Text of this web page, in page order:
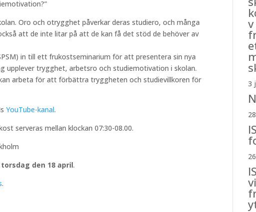
Oro och otrygghet påverkar deras studiero, och många
att de inte litar på att de kan få det stöd de behöver av
in till ett frukostseminarium för att presentera sin nya
upplever trygghet, arbetsro och studiemotivation i skolan.
arbeta för att förbättra tryggheten och studievillkoren för
YouTube-kanal.
serveras mellan klockan 07:30-08.00.
den 18 april.
.
3